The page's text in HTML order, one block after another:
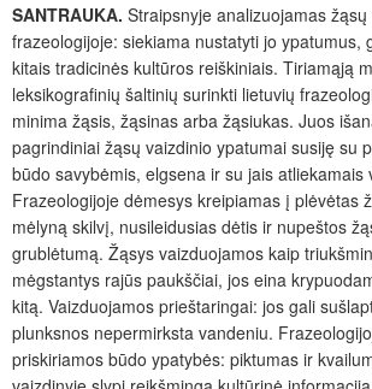
SANTRAUKA. Straipsnyje analizuojamas
frazeologijoje: siekiama nustatyti jo ypatumus,
kitais tradicinės kultūros reiškiniais. Tiriamąją
leksikografinių šaltinių surinkti lietuvių
minima žąsis, žąsinas arba žąsiukas. Juos
pagrindiniai žąsų vaizdinio ypatumai susiję su
būdo savybėmis, elgsena ir su jais atliekamais
Frazeologijoje dėmesys kreipiamas į plėvėtas
mėlyną skilvį, nusileidusias dėtis ir nupeštos
grublėtumą. Žąsys vaizduojamos kaip
mėgstantys rajūs paukščiai, jos eina
kitą. Vaizduojamos prieštaringai: jos gali
plunksnos nepermirksta vandeniu.
priskiriamos būdo ypatybės: piktumas ir